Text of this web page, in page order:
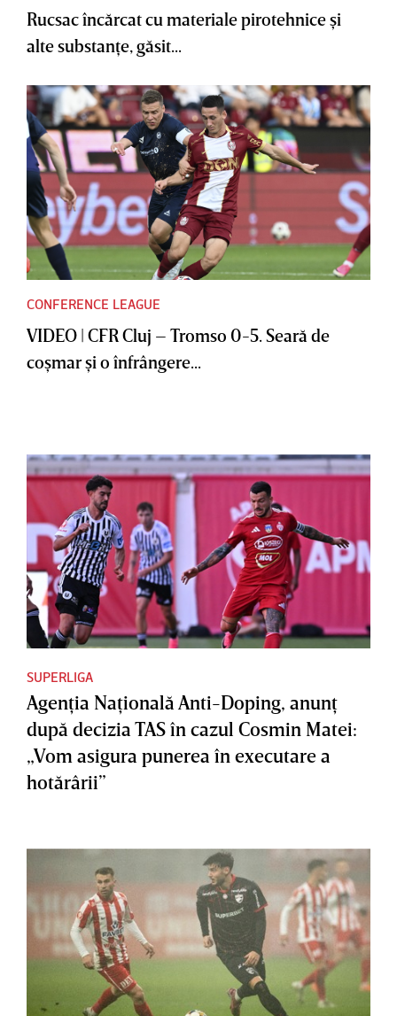
Rucsac încărcat cu materiale pirotehnice şi
alte substanţe, găsit...
CONFERENCE LEAGUE
VIDEO | CFR Cluj – Tromso 0-5. Seară de
coşmar şi o înfrângere...
SUPERLIGA
Agenţia Naţională Anti-Doping, anunţ
după decizia TAS în cazul Cosmin Matei:
„Vom asigura punerea în executare a
hotărârii”